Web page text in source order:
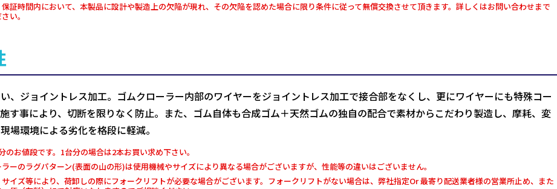
証時間内において、本製品に設計や製造上の欠陥が現れ、その欠陥を認めた場合に限り条件に従って無償交換させて頂きます。詳しくはお問い合わせまで
い。
、ジョイントレス加工。ゴムクローラー内部のワイヤーをジョイントレス加工で接合部をなくし、更にワイヤーにも特殊コー
す事により、切断を限りなく防止。また、ゴム自体も合成ゴム＋天然ゴムの独自の配合で素材からこだわり製造し、摩耗、変
場環境による劣化を格段に軽減。
のお値段です。1台分の場合は2本お買い求め下さい。
ーのラグパターン(表面の山の形)は使用機械やサイズにより異なる場合がございますが、性能等の違いはございません。
サイズ等により、荷卸しの際にフォークリフトが必要な場合がございます。フォークリフトがない場合は、弊社指定Or 最寄り配送業者様の営業所止め、また